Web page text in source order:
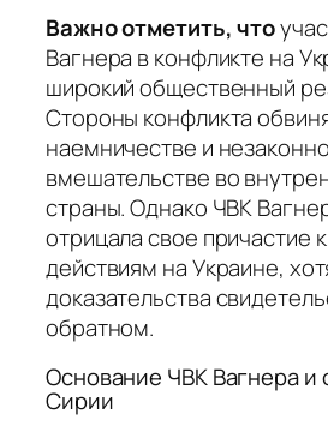
Важно отметить, что
Вагнера в конфликте на
широкий общественный
Стороны конфликта
наемничестве и
вмешательстве во
страны. Однако ЧВК
отрицала свое причастие
действиям на Украине,
доказательства
обратном.
Основание ЧВК Вагнера и
Сирии